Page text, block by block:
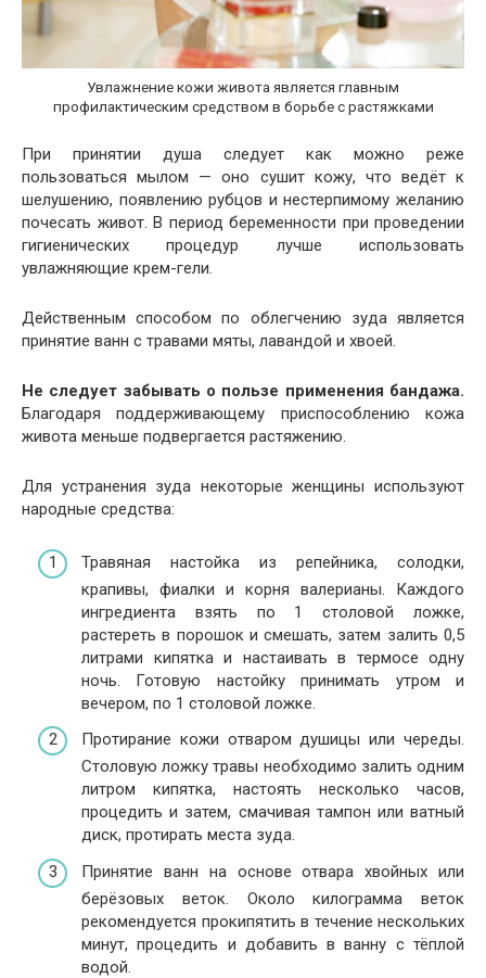
Увлажнение кожи живота является главным
профилактическим средством в борьбе с растяжками
При принятии душа следует как можно реже
пользоваться мылом — оно сушит кожу, что ведёт к
шелушению, появлению рубцов и нестерпимому желанию
почесать живот. В период беременности при проведении
гигиенических процедур лучше использовать
увлажняющие крем-гели.
Действенным способом по облегчению зуда является
принятие ванн с травами мяты, лавандой и хвоей.
Не следует забывать о пользе применения бандажа.
Благодаря поддерживающему приспособлению кожа
живота меньше подвергается растяжению.
Для устранения зуда некоторые женщины используют
народные средства:
Травяная настойка из репейника, солодки,
крапивы, фиалки и корня валерианы. Каждого
ингредиента взять по 1 столовой ложке,
растереть в порошок и смешать, затем залить 0,5
литрами кипятка и настаивать в термосе одну
ночь. Готовую настойку принимать утром и
вечером, по 1 столовой ложке.
Протирание кожи отваром душицы или череды.
Столовую ложку травы необходимо залить одним
литром кипятка, настоять несколько часов,
процедить и затем, смачивая тампон или ватный
диск, протирать места зуда.
Принятие ванн на основе отвара хвойных или
берёзовых веток. Около килограмма веток
рекомендуется прокипятить в течение нескольких
минут, процедить и добавить в ванну с тёплой
водой.